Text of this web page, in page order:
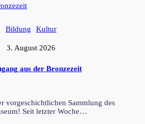
Bildung Kultur
3. August 2026
aus der Bronzezeit
vorgeschichtlichen Sammlung des
Seit letzter Woche…